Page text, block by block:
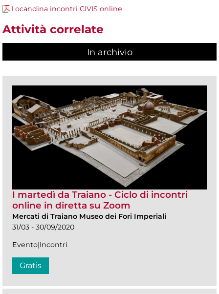
Locandina incontri CIVIS online
Attività correlate
In archivio
I martedì da Traiano - Ciclo di incontri
online in diretta su Zoom
Mercati di Traiano Museo dei Fori Imperiali
31/03 - 30/09/2020
Evento|Incontri
Gratis